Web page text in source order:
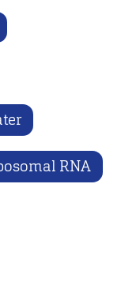
RNA